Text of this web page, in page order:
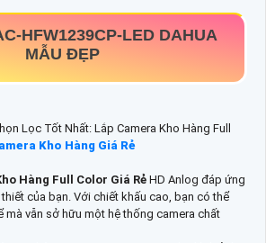
HFW1239CP-LED DAHUA
MẪU ĐẸP
Lọc Tốt Nhất: Lắp Camera Kho Hàng Full
Kho Hàng Giá Rẻ
Hàng Full Color Giá Rẻ HD Anlog đáp ứng
của bạn. Với chiết khấu cao, bạn có thể
mà vẫn sở hữu một hệ thống camera chất